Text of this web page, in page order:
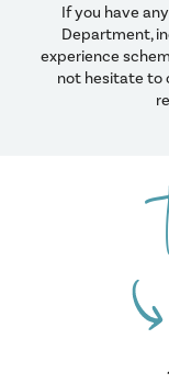
Mettre en
commercial
Prospecter
Structuration &
Développer
grands
Suivi complet
Collaborer
équipes
If you have
Department,
experience
not hesitate to